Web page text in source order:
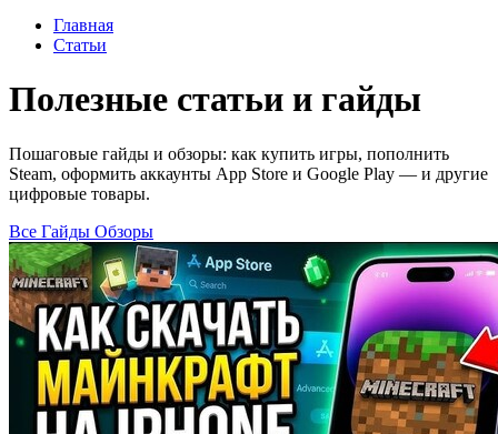
Главная
Статьи
Полезные статьи и гайды
Пошаговые гайды и обзоры: как купить игры, пополнить
Steam, оформить аккаунты App Store и Google Play — и другие
цифровые товары.
Все Гайды Обзоры